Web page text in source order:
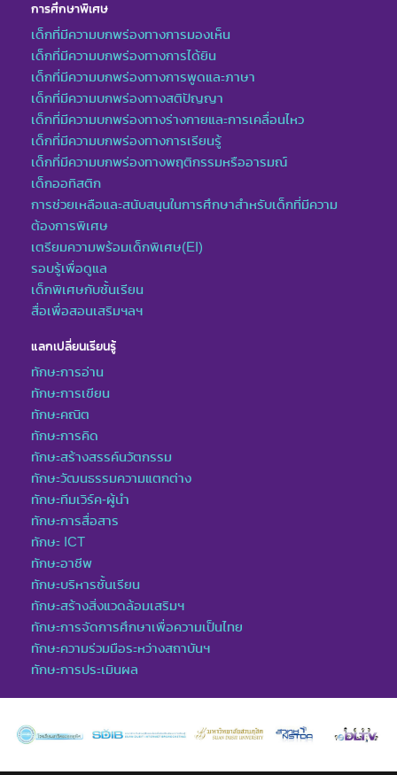
การศึกษาพิเศษ
เด็กที่มีความบกพร่องทางการมองเห็น
เด็กที่มีความบกพร่องทางการได้ยิน
เด็กที่มีความบกพร่องทางการพูดและภาษา
เด็กที่มีความบกพร่องทางสติปัญญา
เด็กที่มีความบกพร่องทางร่างกายและการเคลื่อนไหว
เด็กที่มีความบกพร่องทางการเรียนรู้
เด็กที่มีความบกพร่องทางพฤติกรรมหรืออารมณ์
เด็กออทิสติก
การช่วยเหลือและสนับสนุนในการศึกษาสำหรับเด็กที่มีความ
ต้องการพิเศษ
เตรียมความพร้อมเด็กพิเศษ(EI)
รอบรู้เพื่อดูแล
เด็กพิเศษกับชั้นเรียน
สื่อเพื่อสอนเสริมฯลฯ
แลกเปลี่ยนเรียนรู้
ทักษะการอ่าน
ทักษะการเขียน
ทักษะคณิต
ทักษะการคิด
ทักษะสร้างสรรค์นวัตกรรม
ทักษะวัฒนธรรมความแตกต่าง
ทักษะทีมเวิร์ค-ผู้นำ
ทักษะการสื่อสาร
ทักษะ ICT
ทักษะอาชีพ
ทักษะบริหารชั้นเรียน
ทักษะสร้างสิ่งแวดล้อมเสริมฯ
ทักษะการจัดการศึกษาเพื่อความเป็นไทย
ทักษะความร่วมมือระหว่างสถาบันฯ
ทักษะการประเมินผล